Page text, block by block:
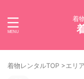
着
着物レンタルTOP >エリ